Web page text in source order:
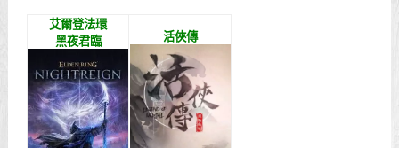
艾爾登法環
黑夜君臨
活俠傳